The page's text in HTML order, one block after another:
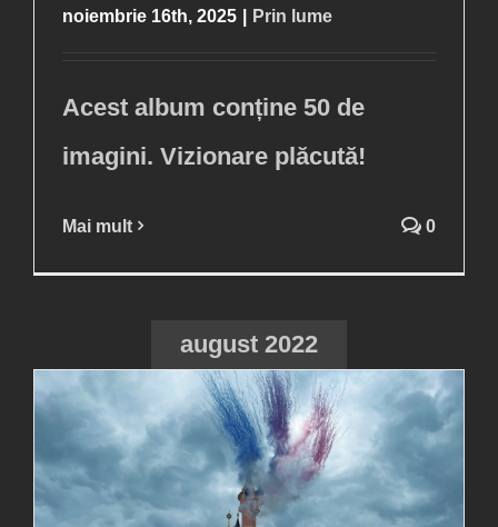
noiembrie 16th, 2025 Prin lume
Acest album conține 50 de
imagini. Vizionare plăcută!
Mai mult 0
august 2022